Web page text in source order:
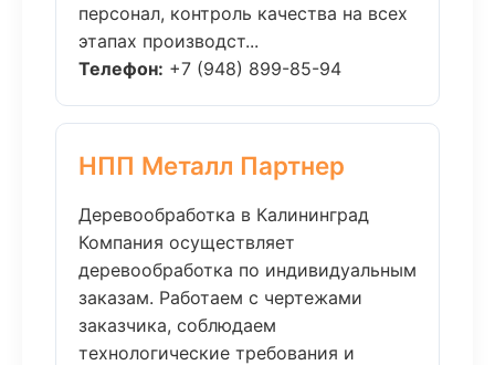
персонал, контроль качества на всех
этапах производст...
Телефон: +7 (948) 899-85-94
НПП Металл Партнер
Деревообработка в Калининград
Компания осуществляет
деревообработка по индивидуальным
заказам. Работаем с чертежами
заказчика, соблюдаем
технологические требования и